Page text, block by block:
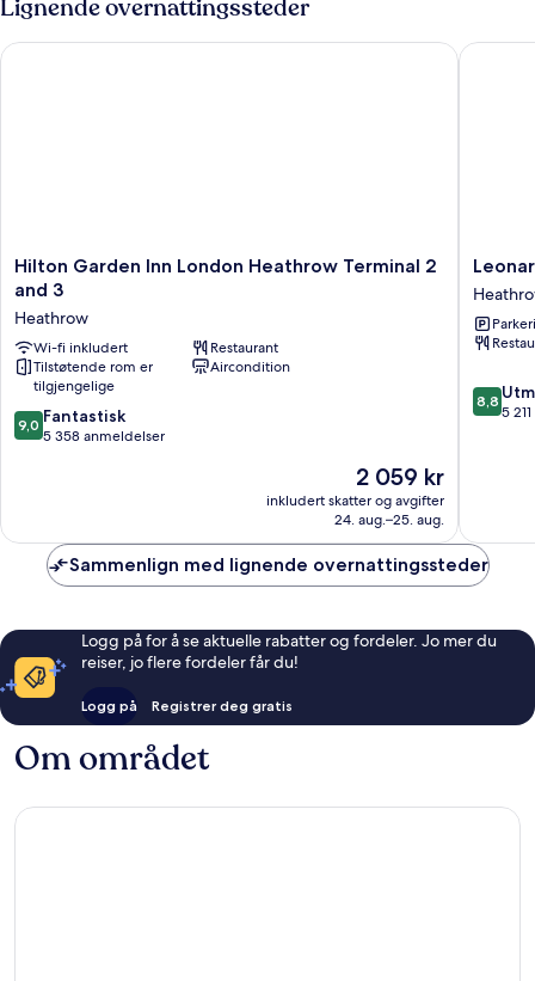
Lignende overnattingssteder
Hilton
Garden
London
Heathrow
Terminal
and
3
Hilton Garden Inn London Heathrow Terminal 2
and 3
Heathrow
Wi-fi inkludert
Restaurant
Tilstøtende rom er
tilgjengelige
Aircondition
9.0
av
9,0 Fantastisk
5 358 anmeldelser
Prisen
er
2 059 kr
2 059 kr
inkludert skatter og avgifter
24. aug.–25. aug.
Hilton Garden Inn London Heathrow Terminal 2 and 3
London
Airport
8.8
av
8,8
5
Sammenlign med lignende overnattingssteder
Logg på for å se aktuelle rabatter og fordeler. Jo mer du
reiser, jo flere fordeler får du!
Logg på Registrer deg gratis
Om området